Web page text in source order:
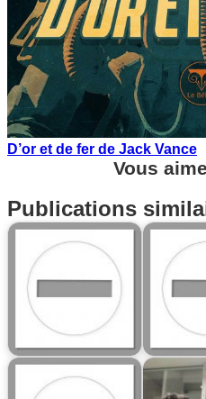
D’or et de fer de Jack Vance
Vous
Publications